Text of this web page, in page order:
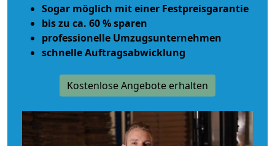
Sogar möglich mit einer Festpreisgarantie
bis zu ca. 60 % sparen
professionelle Umzugsunternehmen
schnelle Auftragsabwicklung
Kostenlose Angebote erhalten